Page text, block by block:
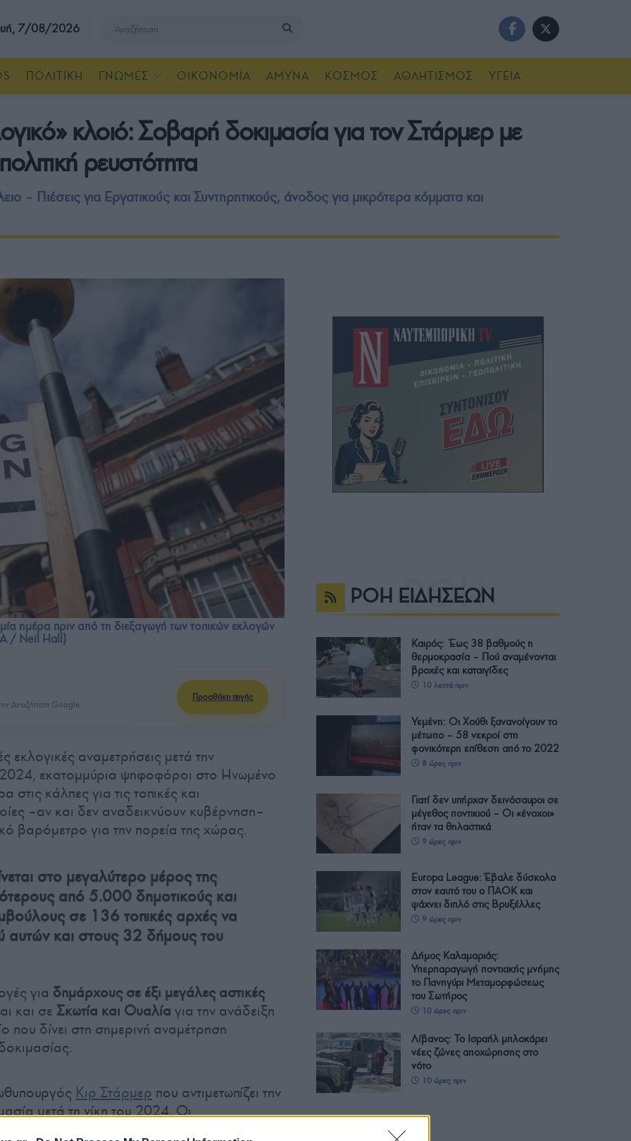
7/08/2026
ΠΟΛΙΤΙΚΗ ΓΝΩΜΕΣ ΟΙΚΟΝΟΜΙΑ ΑΜΥΝΑ ΚΟΣΜΟΣ ΑΘΛΗΤΙΣΜΟΣ ΥΓΕΙΑ
κλοιό: Σοβαρή δοκιμασία για τον Στάρμερ με
ρευστότητα
– Πιέσεις για Εργατικούς και Συντηρητικούς, άνοδος για μικρότερα κόμματα και
ημέρα πριν από τη διεξαγωγή των τοπικών εκλογών
/ Neil Hall)
Αναζήτηση Google
Προσθήκη πηγής
εκλογικές αναμετρήσεις μετά την
2024, εκατομμύρια ψηφοφόροι στο Ηνωμένο
κάλπες για τις τοπικές και
–αν και δεν αναδεικνύουν κυβέρνηση–
βαρόμετρο για την πορεία της χώρας.
στο μεγαλύτερο μέρος της
από 5.000 δημοτικούς και
σε 136 τοπικές αρχές να
αυτών και στους 32 δήμους του
για δημάρχους σε έξι μεγάλες αστικές
και σε Σκωτία και Ουαλία για την ανάδειξη
που δίνει στη σημερινή αναμέτρηση
Κιρ Στάρμερ που αντιμετωπίζει την
μετά τη νίκη του 2024. Οι
ΡΟΗ ΕΙΔΗΣΕΩΝ
Καιρός: Έως 38 βαθμούς η
θερμοκρασία – Πού αναμένονται
βροχές και καταιγίδες
10 λεπτά πριν
Υεμένη: Οι Χούθι ξανανοίγουν το
μέτωπο – 58 νεκροί στη
φονικότερη επίθεση από το 2022
8 ώρες πριν
Γιατί δεν υπήρχαν δεινόσαυροι σε
μέγεθος ποντικιού – Οι «ένοχοι»
ήταν τα θηλαστικά
9 ώρες πριν
Europa League: Έβαλε δύσκολα
στον εαυτό του ο ΠΑΟΚ και
ψάχνει διπλό στις Βρυξέλλες
9 ώρες πριν
Δήμος Καλαμαριάς:
Υπερπαραγωγή ποντιακής μνήμης
το Πανηγύρι Μεταμορφώσεως
του Σωτήρος
10 ώρες πριν
Λίβανος: Το Ισραήλ μπλοκάρει
νέες ζώνες αποχώρησης στο
νότο
10 ώρες πριν